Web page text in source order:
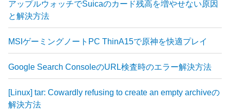
アップルウォッチでSuicaのカード残高を増やせない原因
と解決方法
MSIゲーミングノートPC ThinA15で原神を快適プレイ
Google Search ConsoleのURL検査時のエラー解決方法
[Linux] tar: Cowardly refusing to create an empty archiveの
解決方法